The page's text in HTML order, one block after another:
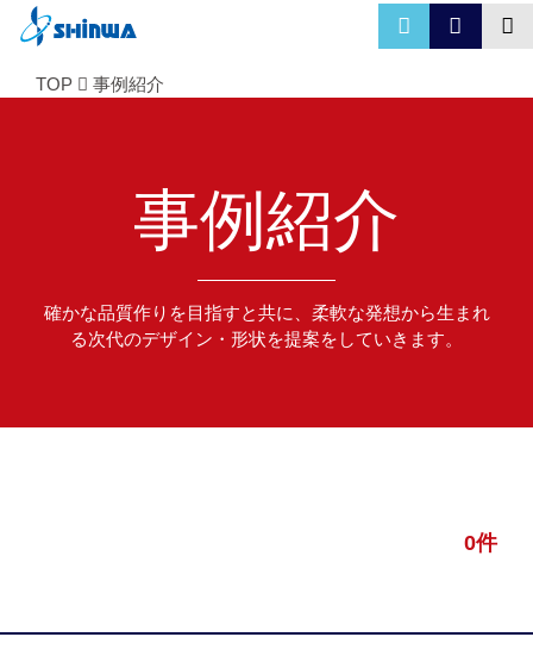
TOP 事例紹介
事例紹介
確かな品質作りを目指すと共に、柔軟な発想から生まれ
る次代のデザイン・形状を提案をしていきます。
0件